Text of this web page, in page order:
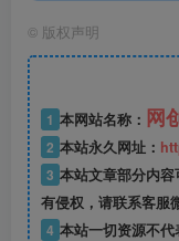
© 版权声明
1 本网站名称： 网
2 本站永久网址：
3 本站文章部分内
有侵权，请联系客服
4 本站一切资源不